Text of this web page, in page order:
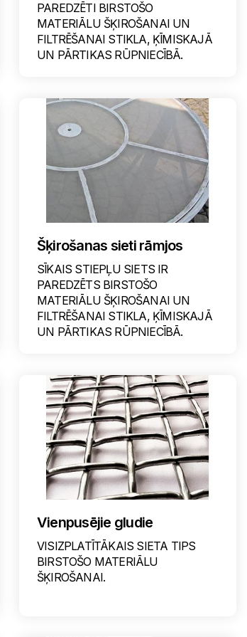
PAREDZĒTI BIRSTOŠO
MATERIĀLU ŠĶIROŠANAI UN
FILTRĒŠANAI STIKLA, ĶĪMISKAJĀ
UN PĀRTIKAS RŪPNIECĪBĀ.
Šķirošanas sieti rāmjos
SĪKAIS STIEPĻU SIETS IR
PAREDZĒTS BIRSTOŠO
MATERIĀLU ŠĶIROŠANAI UN
FILTRĒŠANAI STIKLA, ĶĪMISKAJĀ
UN PĀRTIKAS RŪPNIECĪBĀ.
Vienpusējie gludie
VISIZPLATĪTĀKAIS SIETA TIPS
BIRSTOŠO MATERIĀLU
ŠĶIROŠANAI.